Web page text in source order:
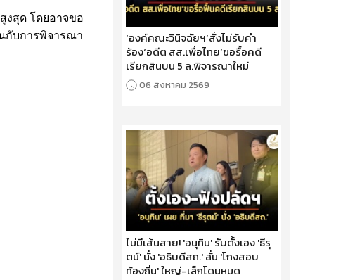
งสุด โดยอาจขอ
กับการพิจารณา
‘องค์คณะวินิจฉัยฯ’สั่งไม่รับคำ
ร้อง‘อดีต สส.เพื่อไทย’ขอรื้อคดี
เรียกสินบน 5 ล.พิจารณาใหม่
06 สิงหาคม 2569
ไม่มีเส้นสาย! 'อนุทิน' รับตั้งเอง 'ธีรุ
ตม์' นั่ง 'อธิบดีสถ.' ลั่น 'โกงสอบ
ท้องถิ่น' ใหญ่-เล็กโดนหมด